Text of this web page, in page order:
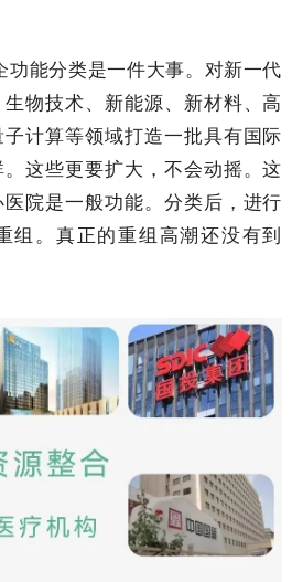
功能分类是一件大事。对新一代
物技术、新能源、新材料、高
计算等领域打造一批具有国际
这些更要扩大，不会动摇。这
院是一般功能。分类后，进行
组。真正的重组高潮还没有到